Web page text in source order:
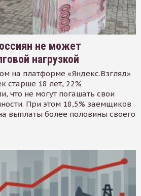
не может
нагрузкой
на платформе «Яндекс.Взгляд»
старше 18 лет, 22%
что не могут погашать свои
При этом 18,5% заемщиков
выплаты более половины своего